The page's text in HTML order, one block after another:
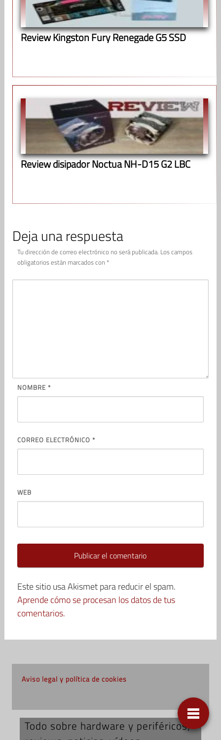
Review Kingston Fury Renegade G5 SSD
Review disipador Noctua NH-D15 G2 LBC
Deja una respuesta
Tu dirección de correo electrónico no será publicada. Los campos
obligatorios están marcados con *
NOMBRE *
CORREO ELECTRÓNICO *
WEB
Este sitio usa Akismet para reducir el spam.
Aprende cómo se procesan los datos de tus
comentarios.
Aviso legal y política de cookies
Todo sobre hardware y periféricos;